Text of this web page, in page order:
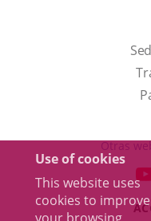
Use of cookies
This website uses
cookies to improve
Otras